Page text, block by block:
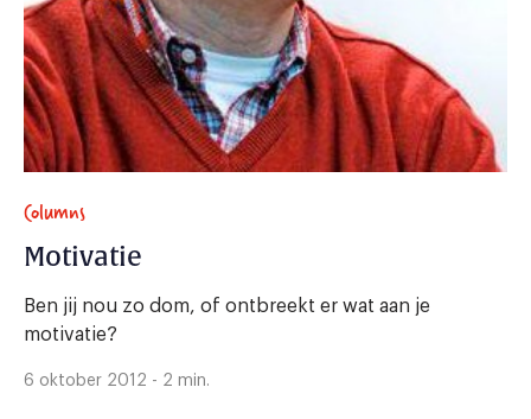
Columns
Motivatie
Ben jij nou zo dom, of ontbreekt er wat aan je
motivatie?
6 oktober 2012 - 2 min.